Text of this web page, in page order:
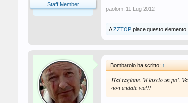
Staff Member
paolom 11 Lug 2012
AZZTOP piace questo elemento.
Bombarolo ha scritto: ↑
Hai ragione. Vi lascio un po'.
non andate via!!!